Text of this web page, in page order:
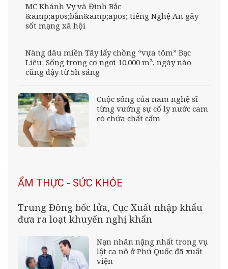
MC Khánh Vy và Đình Bắc
&amp;apos;bắn&amp;apos; tiếng Nghệ An gây
sốt mạng xã hội
Nàng dâu miền Tây lấy chồng “vựa tôm” Bạc
Liêu: Sống trong cơ ngơi 10.000 m², ngày nào
cũng dậy từ 5h sáng
Cuộc sống của nam nghệ sĩ
từng vướng sự cố ly nước cam
có chứa chất cấm
ẨM THỰC - SỨC KHỎE
Trung Đông bốc lửa, Cục Xuất nhập khẩu
đưa ra loạt khuyến nghị khẩn
Nạn nhân nặng nhất trong vụ
lật ca nô ở Phú Quốc đã xuất
viện